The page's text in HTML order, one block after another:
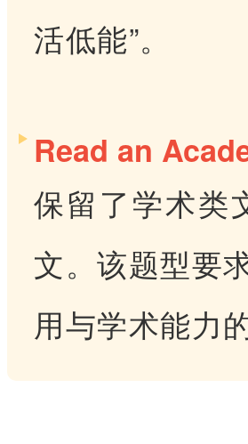
活低能”。
Read an
保留了学术类
文。该题型要
用与学术能力